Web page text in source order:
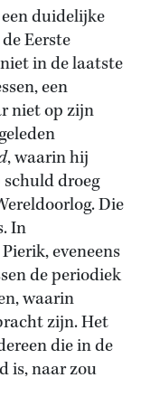
duidelijke
Eerste
in de laatste
een
niet op zijn
, waarin hij
droeg
Die
In
eveneens
de periodiek
waarin
zijn. Het
die in de
is, naar zou